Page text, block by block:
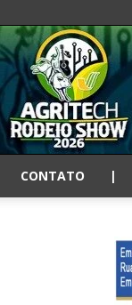
CONTATO |